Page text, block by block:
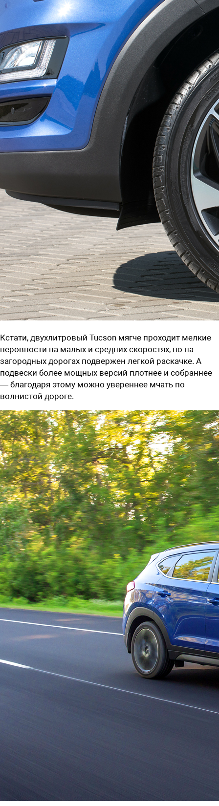
Кстати, двухлитровый Tucson мягче проходит мелкие
неровности на малых и средних скоростях, но на
загородных дорогах подвержен легкой раскачке. А
подвески более мощных версий плотнее и собраннее
— благодаря этому можно увереннее мчать по
волнистой дороге.